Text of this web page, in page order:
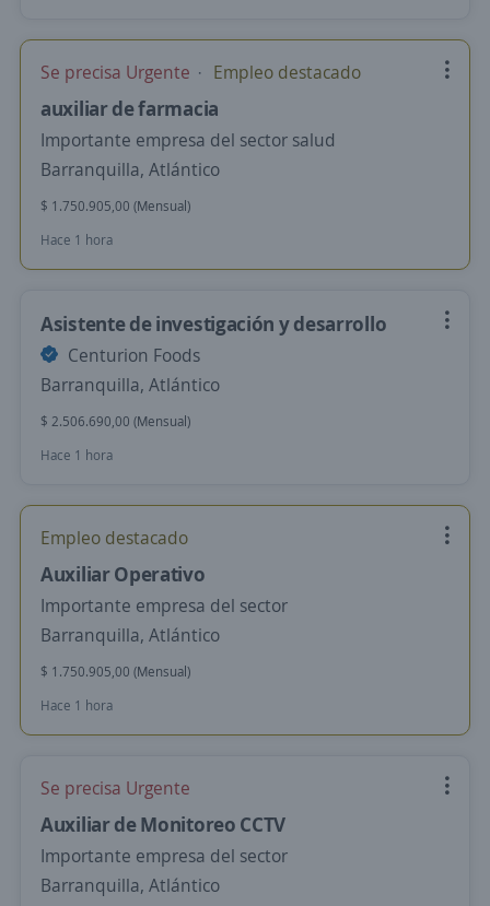
Se precisa Urgente Empleo destacado
auxiliar de farmacia
Importante empresa del sector salud
Barranquilla, Atlántico
$ 1.750.905,00 (Mensual)
Hace 1 hora
Asistente de investigación y desarrollo
Centurion Foods
Barranquilla, Atlántico
$ 2.506.690,00 (Mensual)
Hace 1 hora
Empleo destacado
Auxiliar Operativo
Importante empresa del sector
Barranquilla, Atlántico
$ 1.750.905,00 (Mensual)
Hace 1 hora
Se precisa Urgente
Auxiliar de Monitoreo CCTV
Importante empresa del sector
Barranquilla, Atlántico